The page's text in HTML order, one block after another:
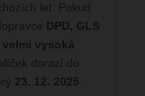
let. Pokud
DPD, GLS
velmi vysoká
dorazí do
23. 12. 2025